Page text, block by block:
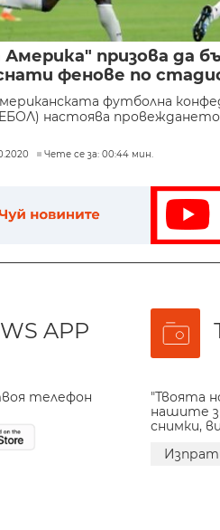
Америка" призова да
фенове по
футболна
настоява провеждането
Чете се за: 00:44 мин.
APP
телефон
"Твоята
нашите
снимки,